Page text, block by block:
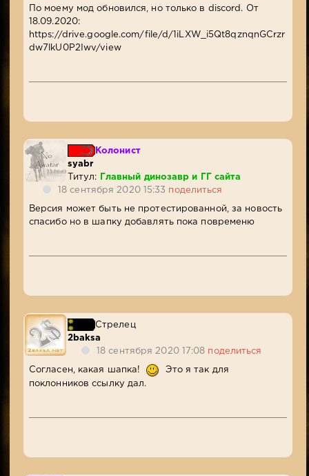
По моему мод обновился, но только в discord. От
18.09.2020:
https://drive.google.com/file/d/1iLXW_i5Qt8qznqnGCrzr
dw7lkU0P2Iwv/view
Колонист
syabr
Титул:
Главный динозавр и ГГ сайта
18 сентября 2020 15:33 поделиться
Версия может быть не протестированной, за новость
спасибо но в шапку добавлять пока повременю
Стрелец
2baksa
18 сентября 2020 17:08 поделиться
Согласен, какая шапка!
Это я так для
поклонников ссылку дал.